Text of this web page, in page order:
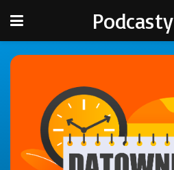
Podcasty